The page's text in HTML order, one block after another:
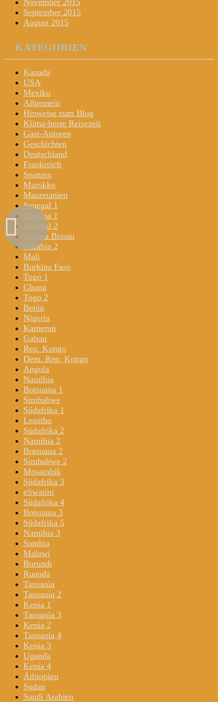
September 2015
August 2015
KATEGORIEN
Kanada
USA
Mexiko
Allgemein
Hinweise zum Blog
Klima-beste Reisezeit
Gast-Autoren
Geschichten
Deutschland
Frankreich
Spanien
Marokko
Mauretanien
Senegal 1
Gambia 1
Senegal 2
Guinea Bissau
Gambia 2
Mali
Burkina Faso
Togo 1
Ghana
Togo 2
Benin
Nigeria
Kamerun
Gabun
Rep. Kongo
Dem. Rep. Kongo
Angola
Namibia
Botsuana 1
Simbabwe
Südafrika 1
Lesotho
Südafrika 2
Namibia 2
Botsuana 2
Simbabwe 2
Mosambik
Südafrika 3
eSwatini
Südafrika 4
Botsuana 3
Südafrika 5
Namibia 3
Sambia
Malawi
Burundi
Ruanda
Tansania
Tansania 2
Kenia 1
Tansania 3
Kenia 2
Tansania 4
Kenia 3
Uganda
Kenia 4
Äthiopien
Sudan
Saudi Arabien